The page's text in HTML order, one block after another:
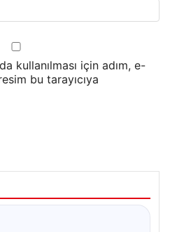
kullanılması için adım, e-
bu tarayıcıya